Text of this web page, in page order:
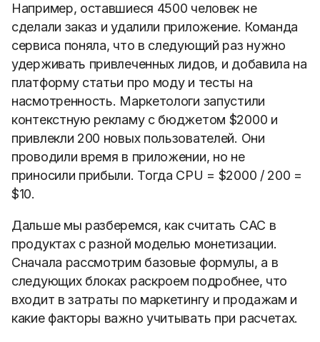
Например, оставшиеся 4500 человек не
сделали заказ и удалили приложение. Команда
сервиса поняла, что в следующий раз нужно
удерживать привлеченных лидов, и добавила на
платформу статьи про моду и тесты на
насмотренность. Маркетологи запустили
контекстную рекламу с бюджетом $2000 и
привлекли 200 новых пользователей. Они
проводили время в приложении, но не
приносили прибыли. Тогда CPU = $2000 / 200 =
$10.
Дальше мы разберемся, как считать CAC в
продуктах с разной моделью монетизации.
Сначала рассмотрим базовые формулы, а в
следующих блоках раскроем подробнее, что
входит в затраты по маркетингу и продажам и
какие факторы важно учитывать при расчетах.